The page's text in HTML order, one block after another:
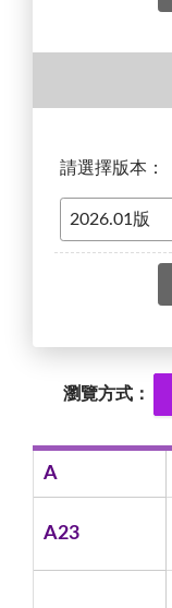
請選擇版本：
瀏覽方式：
A
A23